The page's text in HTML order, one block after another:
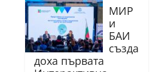
МИР
и
БАИ
създа
доха първата